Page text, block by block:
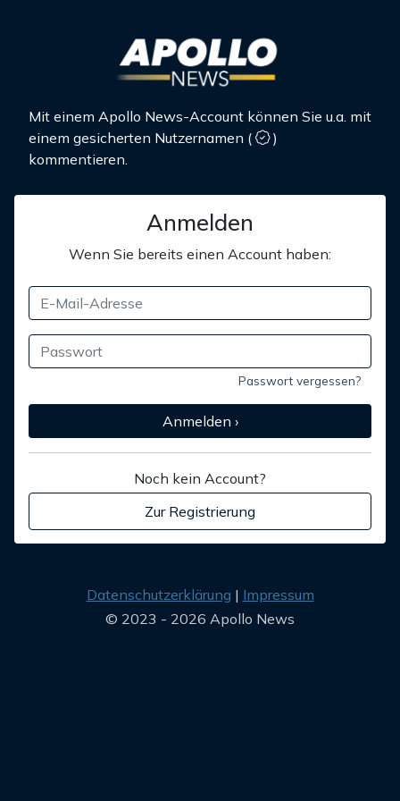
Mit einem Apollo News-Account können Sie u.a. mit
einem gesicherten Nutzernamen (
)
kommentieren.
Anmelden
Wenn Sie bereits einen Account haben:
Passwort vergessen?
Anmelden ›
Noch kein Account?
Zur Registrierung
Datenschutzerklärung
Impressum
© 2023 - 2026 Apollo News